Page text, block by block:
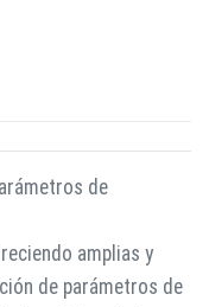
de
amplias y
de parámetros de